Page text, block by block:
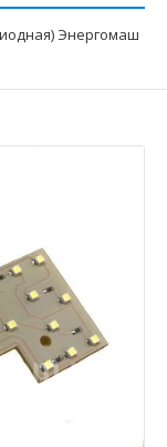
Энергомаш